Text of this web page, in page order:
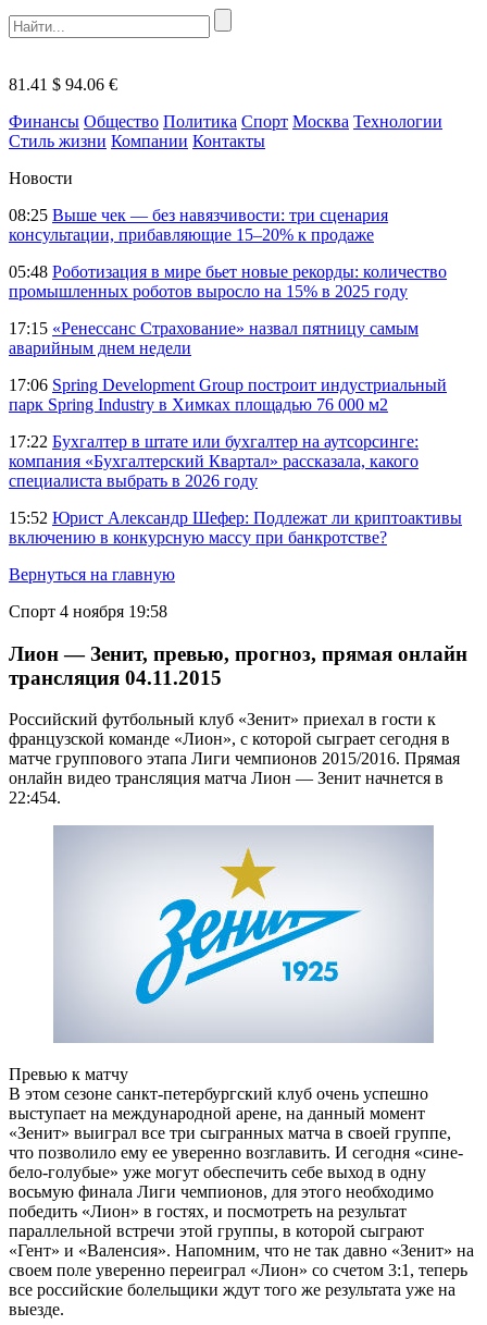
81.41 $ 94.06 €
Финансы Общество Политика Спорт Москва Технологии
Стиль жизни Компании Контакты
Новости
08:25 Выше чек — без навязчивости: три сценария
консультации, прибавляющие 15–20% к продаже
05:48 Роботизация в мире бьет новые рекорды: количество
промышленных роботов выросло на 15% в 2025 году
17:15 «Ренессанс Страхование» назвал пятницу самым
аварийным днем недели
17:06 Spring Development Group построит индустриальный
парк Spring Industry в Химках площадью 76 000 м2
17:22 Бухгалтер в штате или бухгалтер на аутсорсинге:
компания «Бухгалтерский Квартал» рассказала, какого
специалиста выбрать в 2026 году
15:52 Юрист Александр Шефер: Подлежат ли криптоактивы
включению в конкурсную массу при банкротстве?
Вернуться на главную
Спорт 4 ноября 19:58
Лион — Зенит, превью, прогноз, прямая онлайн
трансляция 04.11.2015
Российский футбольный клуб «Зенит» приехал в гости к
французской команде «Лион», с которой сыграет сегодня в
матче группового этапа Лиги чемпионов 2015/2016. Прямая
онлайн видео трансляция матча Лион — Зенит начнется в
22:454.
Превью к матчу
В этом сезоне санкт-петербургский клуб очень успешно
выступает на международной арене, на данный момент
«Зенит» выиграл все три сыгранных матча в своей группе,
что позволило ему ее уверенно возглавить. И сегодня «сине-
бело-голубые» уже могут обеспечить себе выход в одну
восьмую финала Лиги чемпионов, для этого необходимо
победить «Лион» в гостях, и посмотреть на результат
параллельной встречи этой группы, в которой сыграют
«Гент» и «Валенсия». Напомним, что не так давно «Зенит» на
своем поле уверенно переиграл «Лион» со счетом 3:1, теперь
все российские болельщики ждут того же результата уже на
выезде.